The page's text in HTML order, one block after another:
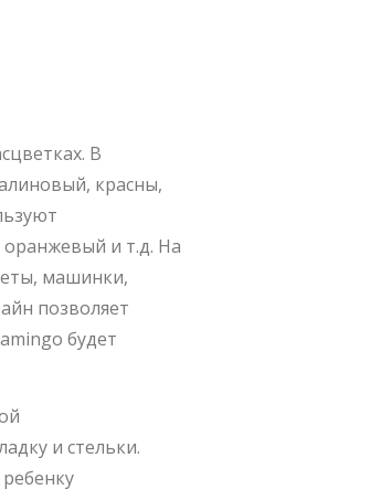
В
красны,
оранжевый и т.д. На
машинки,
позволяет
будет
и стельки.